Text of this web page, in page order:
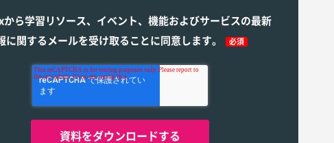
から学習リソース、イベント、機能およびサービスの最新
に関するメールを受け取ることに同意します。
必須